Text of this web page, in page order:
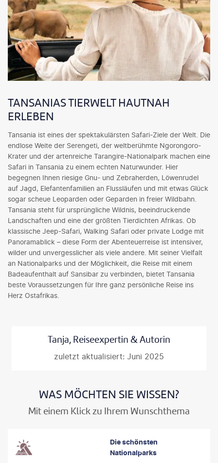
TANSANIAS TIERWELT HAUTNAH
ERLEBEN
Tansania ist eines der spektakulärsten Safari-Ziele der Welt. Die
endlose Weite der Serengeti, der weltberühmte Ngorongoro-
Krater und der artenreiche Tarangire-Nationalpark machen eine
Safari in Tansania zu einem echten Naturwunder. Hier
begegnen Ihnen riesige Gnu- und Zebraherden, Löwenrudel
auf Jagd, Elefantenfamilien an Flussläufen und mit etwas Glück
sogar scheue Leoparden oder Geparden in freier Wildbahn.
Tansania steht für ursprüngliche Wildnis, beeindruckende
Landschaften und eine der größten Tierdichten Afrikas. Ob
klassische Jeep-Safari, Walking Safari oder private Lodge mit
Panoramablick – diese Form der Abenteuerreise ist intensiver,
wilder und unvergesslicher als viele andere. Mit seiner Vielfalt
an Nationalparks und der Möglichkeit, die Reise mit einem
Badeaufenthalt auf Sansibar zu verbinden, bietet Tansania
beste Voraussetzungen für Ihre ganz persönliche Reise ins
Herz Ostafrikas.
Tanja, Reiseexpertin & Autorin
zuletzt aktualisiert: Juni 2025
WAS MÖCHTEN SIE WISSEN?
Mit einem Klick zu Ihrem Wunschthema
Die schönsten
Nationalparks